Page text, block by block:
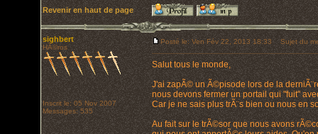
Revenir en haut de page
sighbert
HÃ©ros
Inscrit le: 05 Nov 2007
Messages: 535
Posté le: Ven Fév 22, 2013 18:33 Sujet du
Salut tous le monde,
J'ai zapÃ© un Ã©pisode lors de la
nous devons fermer un portail qui "fuit"
Car je ne sais plus trÃ¨s bien ou nous en
Au fait sur le trÃ©sor que nous avons